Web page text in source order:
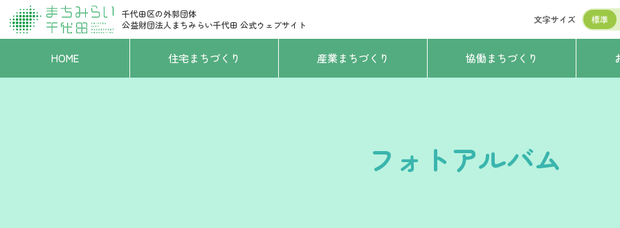
千代田区の外郭団体
公益財団法人まちみらい千代田 公式ウェブサイト 文字サイズ 標準
HOME 住宅まちづくり 産業まちづくり 協働まちづくり
フォトアルバム